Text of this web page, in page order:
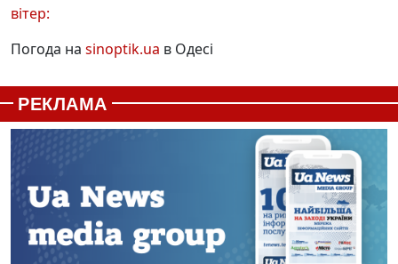
вітер:
Погода на sinoptik.ua в Одесі
РЕКЛАМА